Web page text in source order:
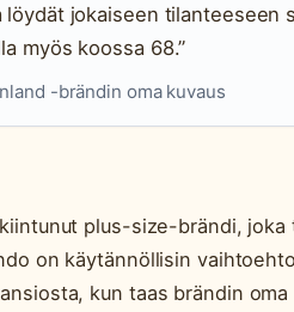
löydät jokaiseen
myös koossa 68.”
-brändin oma kuvaus
plus-size-brändi,
on käytännöllisin
kun taas brändin